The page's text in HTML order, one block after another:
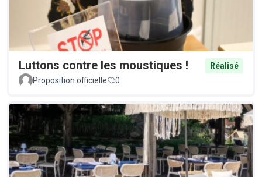
Luttons contre les moustiques !
Réalisé
Proposition officielle
0